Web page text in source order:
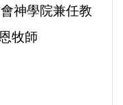
神學院兼任教
牧師